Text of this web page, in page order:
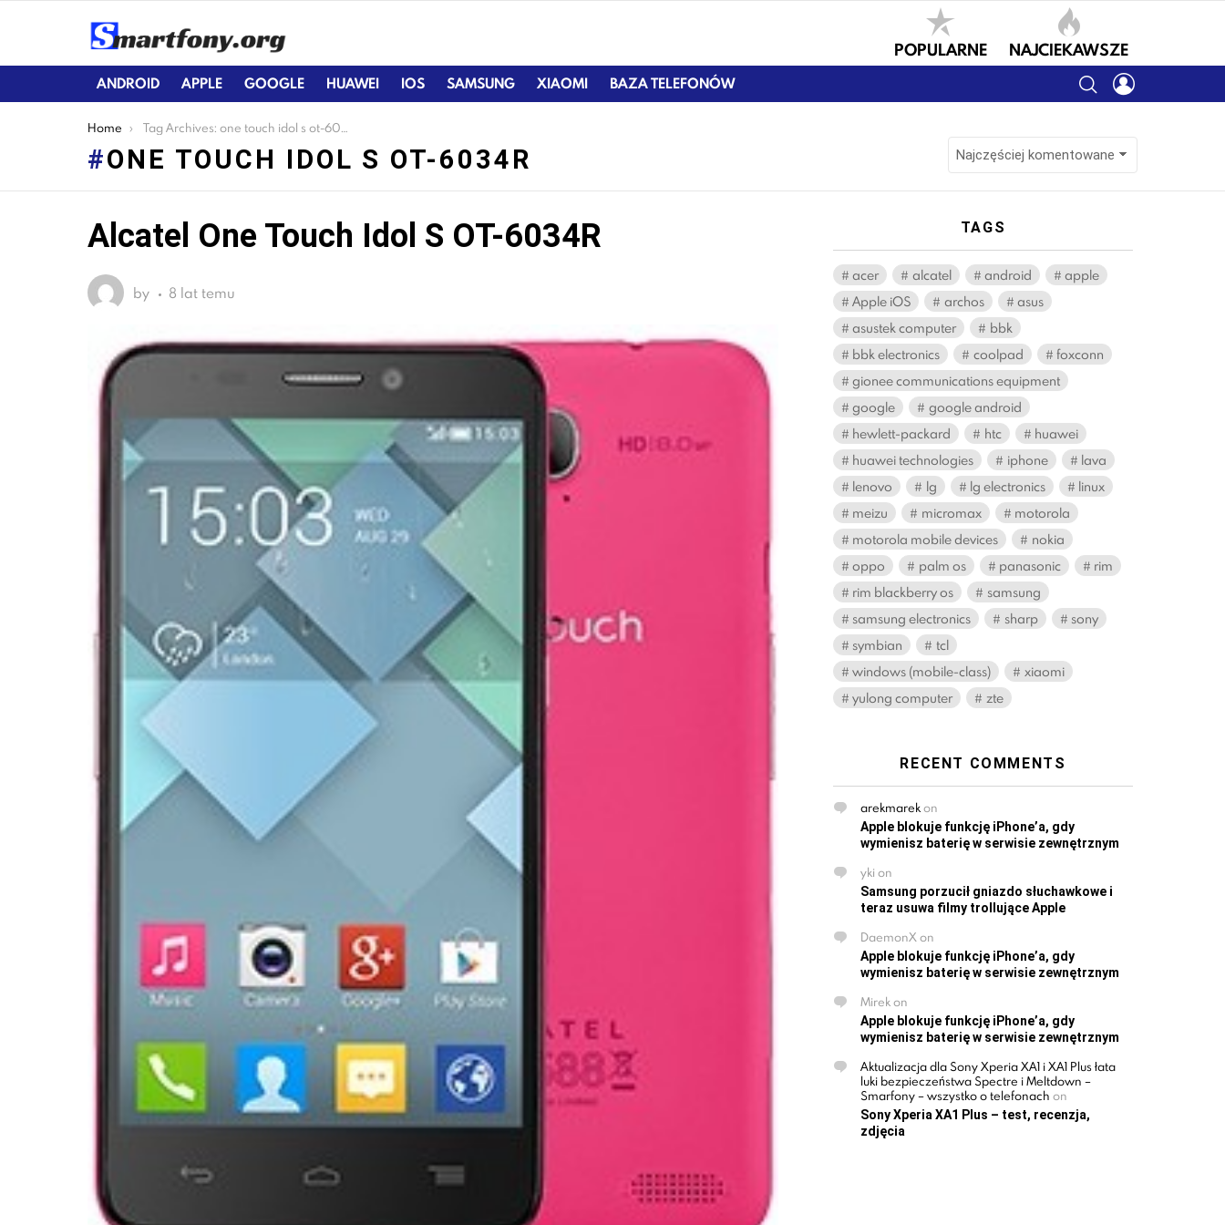
POPULARNE NAJCIEKAWSZE
ANDROID APPLE GOOGLE HUAWEI IOS SAMSUNG XIAOMI BAZA TELEFONÓW SEARCH
You are here:
Home Tag Archives: one touch idol s ot-6034r
ONE TOUCH IDOL S OT-6034R
LATEST
STORIES
Alcatel One Touch Idol S OT-6034R
by 8 lat temu
TAGS
acer alcatel android
apple
Apple iOS
archos
asus
asustek computer
bbk
bbk electronics
coolpad
foxconn
gionee communications equipment
google
google android
hewlett-packard
htc
huawei
huawei technologies
iphone
lava
lenovo
lg lg electronics
linux
meizu
micromax
motorola
motorola mobile devices
nokia
oppo
palm os panasonic
rim
rim blackberry os
samsung
samsung electronics
sharp
sony
symbian
tcl
windows (mobile-class)
xiaomi
yulong computer
zte
RECENT COMMENTS
arekmarekon
Apple blokuje funkcję iPhone’a, gdy
wymienisz baterię w serwisie zewnętrznym
yki on
Samsung porzucił gniazdo słuchawkowe i
teraz usuwa filmy trollujące Apple
DaemonXon
Apple blokuje funkcję iPhone’a, gdy
wymienisz baterię w serwisie zewnętrznym
Mirekon
Apple blokuje funkcję iPhone’a, gdy
wymienisz baterię w serwisie zewnętrznym
Aktualizacja dla Sony Xperia XA1 i XA1 Plus łata
luki bezpieczeństwa Spectre i Meltdown –
Smarfony – wszystko o telefonach on
Sony Xperia XA1 Plus – test, recenzja,
zdjęcia